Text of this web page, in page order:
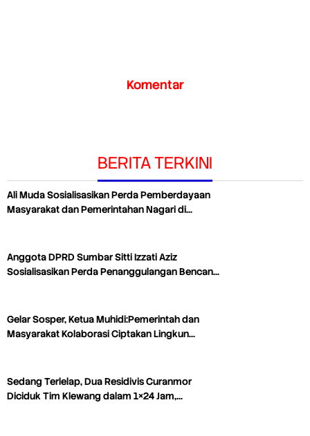
Komentar
BERITA TERKINI
Ali Muda Sosialisasikan Perda Pemberdayaan
Masyarakat dan Pemerintahan Nagari di…
Anggota DPRD Sumbar Sitti Izzati Aziz
Sosialisasikan Perda Penanggulangan Bencan…
Gelar Sosper, Ketua Muhidi:Pemerintah dan
Masyarakat Kolaborasi Ciptakan Lingkun…
Sedang Terlelap, Dua Residivis Curanmor
Diciduk Tim Klewang dalam 1×24 Jam,…